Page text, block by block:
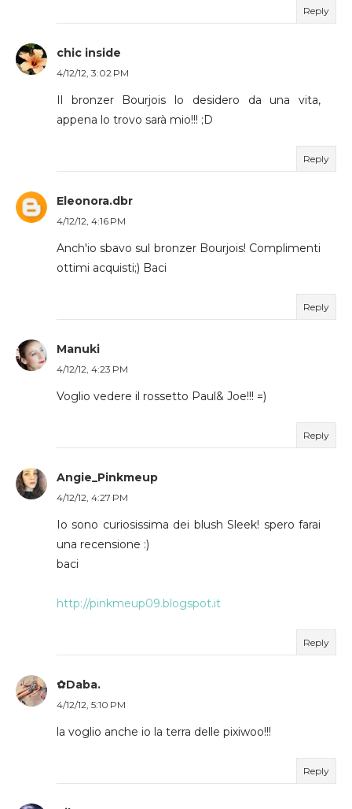
Reply
chic inside
4/12/12, 3:02 PM
Il bronzer Bourjois lo desidero da una vita,
appena lo trovo sarà mio!!! ;D
Reply
Eleonora.dbr
4/12/12, 4:16 PM
Anch'io sbavo sul bronzer Bourjois! Complimenti
ottimi acquisti;) Baci
Reply
Manuki
4/12/12, 4:23 PM
Voglio vedere il rossetto Paul& Joe!!! =)
Reply
Angie_Pinkmeup
4/12/12, 4:27 PM
Io sono curiosissima dei blush Sleek! spero farai
una recensione :)
baci
http://pinkmeup09.blogspot.it
Reply
✿Daba.
4/12/12, 5:10 PM
la voglio anche io la terra delle pixiwoo!!!
Reply